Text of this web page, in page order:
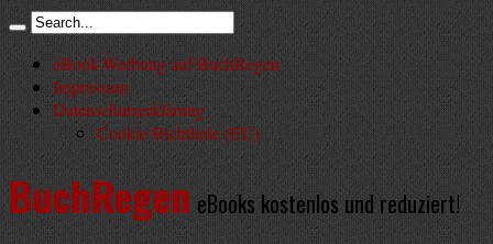
eBook-Werbung auf BuchRegen
Impressum
Datenschutzerklärung
Cookie-Richtlinie (EU)
BuchRegen eBooks kostenlos und reduziert!